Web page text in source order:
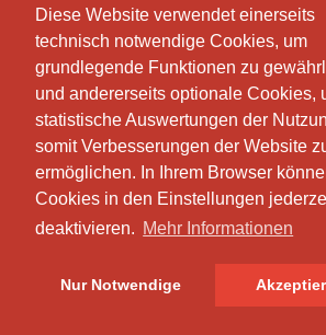
Diese Website verwendet einerseits
technisch notwendige Cookies, um
grundlegende Funktionen zu
und andererseits optionale Cookies,
statistische Auswertungen der
somit Verbesserungen der Website
ermöglichen. In Ihrem Browser
Cookies in den Einstellungen
deaktivieren. Mehr Informationen
Nur Notwendige
Diese Website verwendet einerseits
technisch notwendige Cookies, um
grundlegende Funktionen zu
und andererseits optionale Cookies,
statistische Auswertungen der
somit Verbesserungen der Website
ermöglichen. In Ihrem Browser
Cookies in den Einstellungen
deaktivieren. Mehr Informationen
Nur Notwendige
Pilates
Einzeleintritt Gruppe
1 Wochen
Pilates
Einzeleintritt Privat
2 Wochen
Reformer pass ( 3
Monate Unlimitiert)
3 Monate